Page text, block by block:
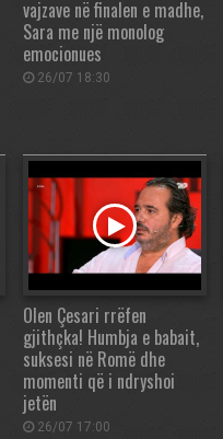
vajzave në finalen e madhe,
Sara me një monolog
emocionues
26/07 18:30
Olen Çesari rrëfen
gjithçka! Humbja e babait,
suksesi në Romë dhe
momenti që i ndryshoi
jetën
26/07 17:00